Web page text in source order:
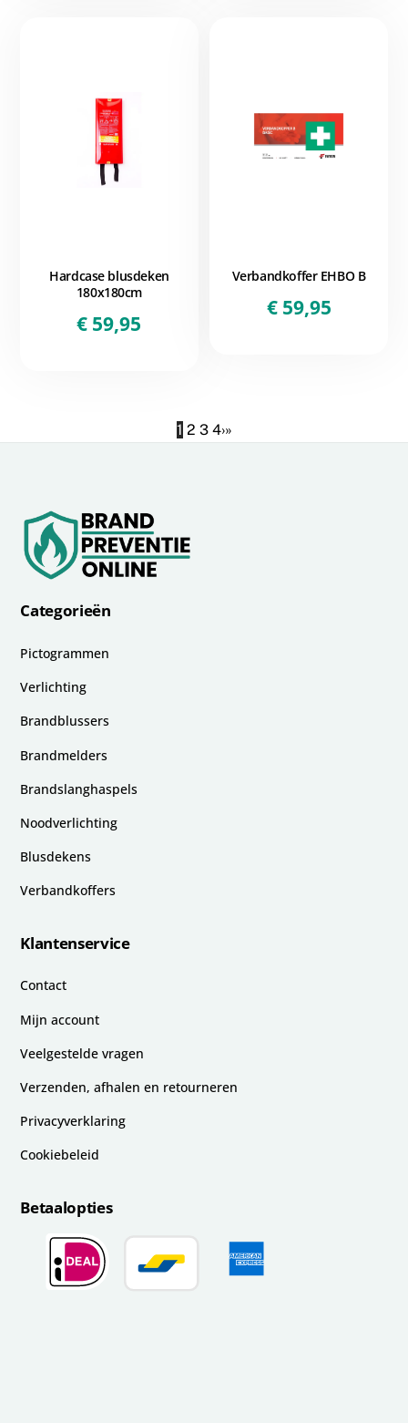
Hardcase blusdeken
180x180cm
€ 59,95
Verbandkoffer EHBO B
€59,95
1 2 3 4›»
Categorieën
Pictogrammen
Verlichting
Brandblussers
Brandmelders
Brandslanghaspels
Noodverlichting
Blusdekens
Verbandkoffers
Klantenservice
Contact
Mijn account
Veelgestelde vragen
Verzenden, afhalen en retourneren
Privacyverklaring
Cookiebeleid
Betaalopties